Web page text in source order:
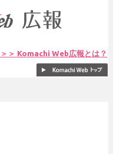
＞＞ Komachi Web広報とは？